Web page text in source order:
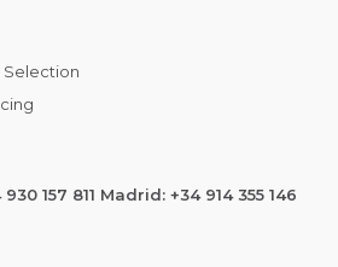
Selection
157 811 Madrid: +34 914 355 146